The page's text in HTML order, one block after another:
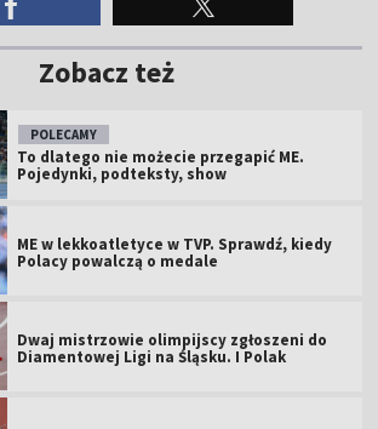
Zobacz też
POLECAMY
To dlatego nie możecie przegapić ME.
Pojedynki, podteksty, show
ME w lekkoatletyce w TVP. Sprawdź, kiedy
Polacy powalczą o medale
Dwaj mistrzowie olimpijscy zgłoszeni do
Diamentowej Ligi na Śląsku. I Polak